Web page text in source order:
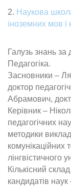
2. Наукова
іноземних мов і
Галузь знань
Педагогіка.
Засновники –
доктор
Абрамович,
Керівник –
педагогічних
методики
комунікаційних
лінгвістичного
Кількісний
кандидатів наук